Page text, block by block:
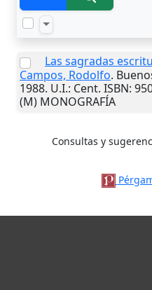
Las sagradas
Campos, Rodolfo.
1988. U.I.: Cent. ISBN:
(M) MONOGRAFÍA
Consultas y